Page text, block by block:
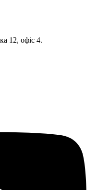
12, офіс 4.